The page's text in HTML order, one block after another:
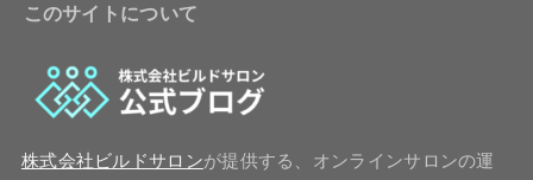
このサイトについて
株式会社ビルドサロンが提供する、オンラインサロンの運